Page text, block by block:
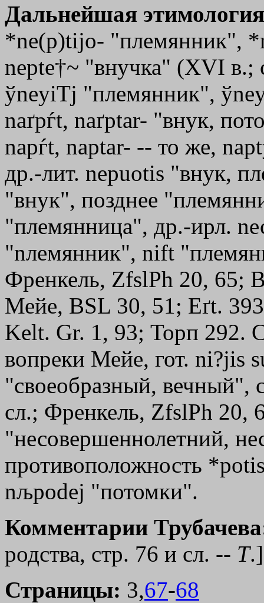
Дальнейшая
*ne(p)tijo- "племянник",
nepte†~ "внучка" (ХVI в.;
ўneyiТj "племянник",
naґpѓt, naґptar- "внук,
nарѓt, nарtаr- -- то же,
др.-лит. nepuotis "внук,
"внук", позднее
"племянница", др.-ирл.
"nлемянник", nift
Френкель, ZfslPh 20, 65;
Мейе, ВSL 30, 51; Eґt.
Kelt. Gr. 1, 93; Торп 292.
вопреки Мейе, гот. ni?jis
"своеобразный,
сл.; Френкель, ZfslPh 20,
"несовершеннолетний,
противоположность
nљpodej "потомки".
Комментарии
родства, стр. 76 и сл. -- Т.]
Страницы: 3,67-68